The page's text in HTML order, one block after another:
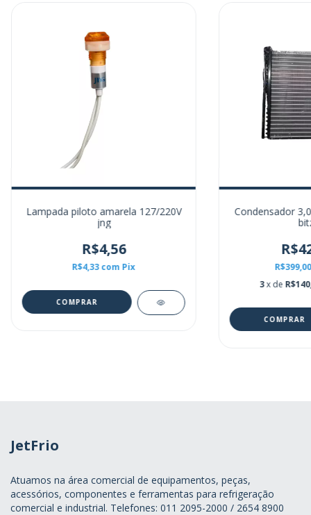
Lampada piloto amarela 127/220V
jng
R$4,56
R$4,33com Pix
Condensador
3x de
JetFrio
Atuamos na área comercial de equipamentos, peças,
acessórios, componentes e ferramentas para refrigeração
comercial e industrial. Telefones: 011 2095-2000 / 2654 8900